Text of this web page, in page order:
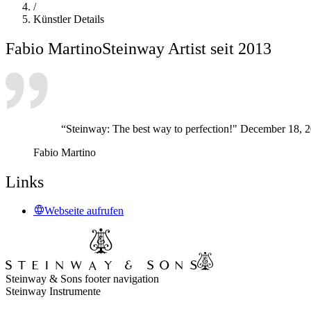
/
Künstler Details
Fabio MartinoSteinway Artist seit 2013
“Steinway: The best way to perfection!" December 18,
Fabio Martino
Links
Webseite aufrufen
Steinway & Sons footer navigation
Steinway Instrumente